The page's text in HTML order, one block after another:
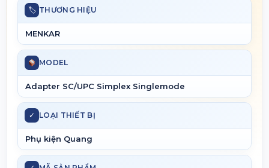
🏷 THƯƠNG HIỆU
MENKAR
MODEL
Adapter SC/UPC Simplex Singlemode
✓ LOẠI THIẾT BỊ
Phụ kiện Quang